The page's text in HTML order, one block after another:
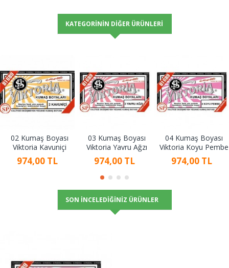
KATEGORININ DIĞER ÜRÜNLERI
02 Kumaş Boyası
Viktoria Kavuniçi
974,00 TL
03 Kumaş Boyası
Viktoria Yavru Ağzı
974,00 TL
04 Kumaş Boyası
Viktoria Koyu Pembe
974,00 TL
SON İNCELEDIĞINIZ ÜRÜNLER